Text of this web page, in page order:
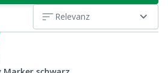
Relevanz